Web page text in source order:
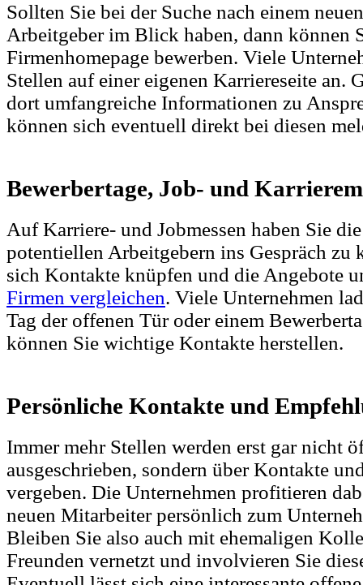
Sollten Sie bei der Suche nach einem
Arbeitgeber im Blick haben, dann können
Firmenhomepage bewerben. Viele
Stellen auf einer eigenen Karriereseite an.
dort umfangreiche Informationen zu
können sich eventuell direkt bei diesen
Bewerbertage, Job- und
Auf Karriere- und Jobmessen haben Sie
potentiellen Arbeitgebern ins Gespräch zu
sich Kontakte knüpfen und die Angebote
Firmen vergleichen. Viele Unternehmen
Tag der offenen Tür oder einem
können Sie wichtige Kontakte herstellen.
Persönliche Kontakte und
Immer mehr Stellen werden erst gar nicht
ausgeschrieben, sondern über Kontakte
vergeben. Die Unternehmen profitieren
neuen Mitarbeiter persönlich zum
Bleiben Sie also auch mit ehemaligen
Freunden vernetzt und involvieren Sie